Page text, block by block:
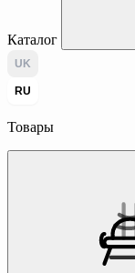
Каталог
UK
RU
Товары